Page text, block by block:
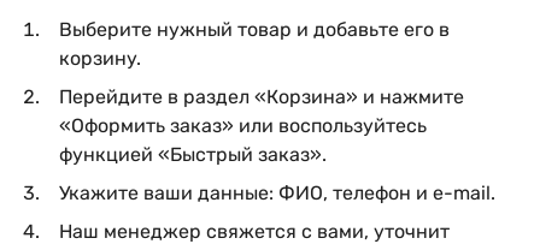
Выберите нужный товар и добавьте его в
корзину.
Перейдите в раздел «Корзина» и нажмите
«Оформить заказ» или воспользуйтесь
функцией «Быстрый заказ».
Укажите ваши данные: ФИО, телефон и e-mail.
Наш менеджер свяжется с вами, уточнит